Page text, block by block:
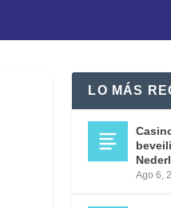
LO MÁS
Ago 6,